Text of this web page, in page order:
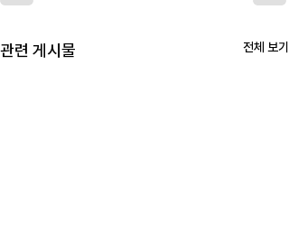
관련 게시물 전체 보기